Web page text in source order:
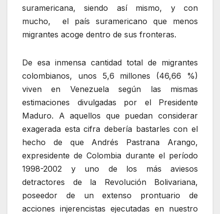
suramericana, siendo así mismo, y con
mucho, el país suramericano que menos
migrantes acoge dentro de sus fronteras.
De esa inmensa cantidad total de migrantes
colombianos, unos 5,6 millones (46,66 %)
viven en Venezuela según las mismas
estimaciones divulgadas por el Presidente
Maduro. A aquellos que puedan considerar
exagerada esta cifra debería bastarles con el
hecho de que Andrés Pastrana Arango,
expresidente de Colombia durante el período
1998-2002 y uno de los más aviesos
detractores de la Revolución Bolivariana,
poseedor de un extenso prontuario de
acciones injerencistas ejecutadas en nuestro